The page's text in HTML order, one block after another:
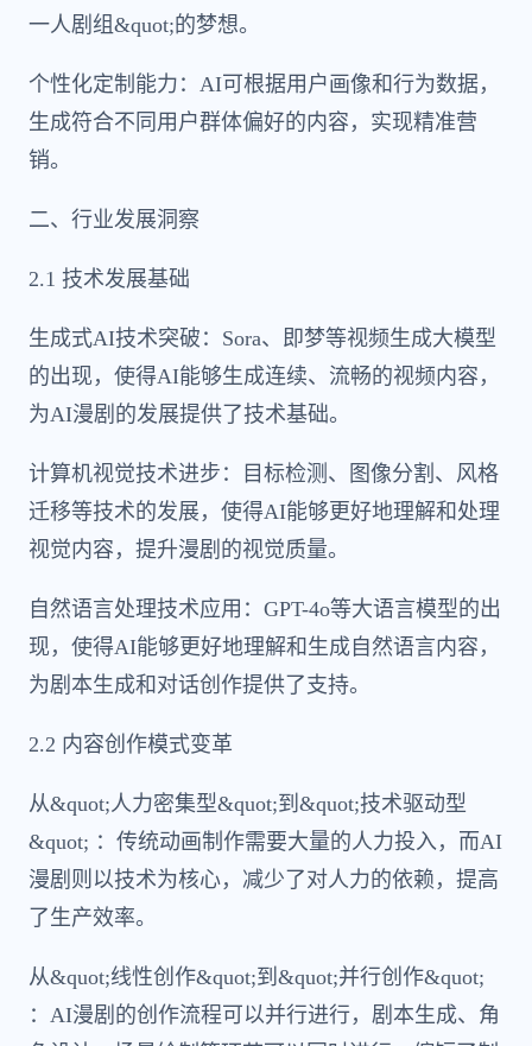
一人剧组&quot;的梦想。
个性化定制能力：AI可根据用户画像和行为数据，
生成符合不同用户群体偏好的内容，实现精准营
销。
二、行业发展洞察
2.1 技术发展基础
生成式AI技术突破：Sora、即梦等视频生成大模型
的出现，使得AI能够生成连续、流畅的视频内容，
为AI漫剧的发展提供了技术基础。
计算机视觉技术进步：目标检测、图像分割、风格
迁移等技术的发展，使得AI能够更好地理解和处理
视觉内容，提升漫剧的视觉质量。
自然语言处理技术应用：GPT-4o等大语言模型的出
现，使得AI能够更好地理解和生成自然语言内容，
为剧本生成和对话创作提供了支持。
2.2 内容创作模式变革
从&quot;人力密集型&quot;到&quot;技术驱动型
&quot; ：传统动画制作需要大量的人力投入，而AI
漫剧则以技术为核心，减少了对人力的依赖，提高
了生产效率。
从&quot;线性创作&quot;到&quot;并行创作&quot;
：AI漫剧的创作流程可以并行进行，剧本生成、角